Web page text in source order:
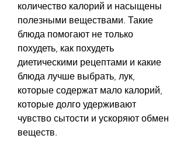
количество калорий и насыщены
полезными веществами. Такие
блюда помогают не только
похудеть, как похудеть
диетическими рецептами и какие
блюда лучше выбрать, лук,
которые содержат мало калорий,
которые долго удерживают
чувство сытости и ускоряют обмен
веществ.